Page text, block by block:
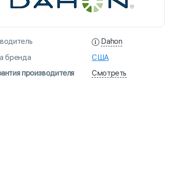
Dahon
бренда
США
производителя
Смотреть